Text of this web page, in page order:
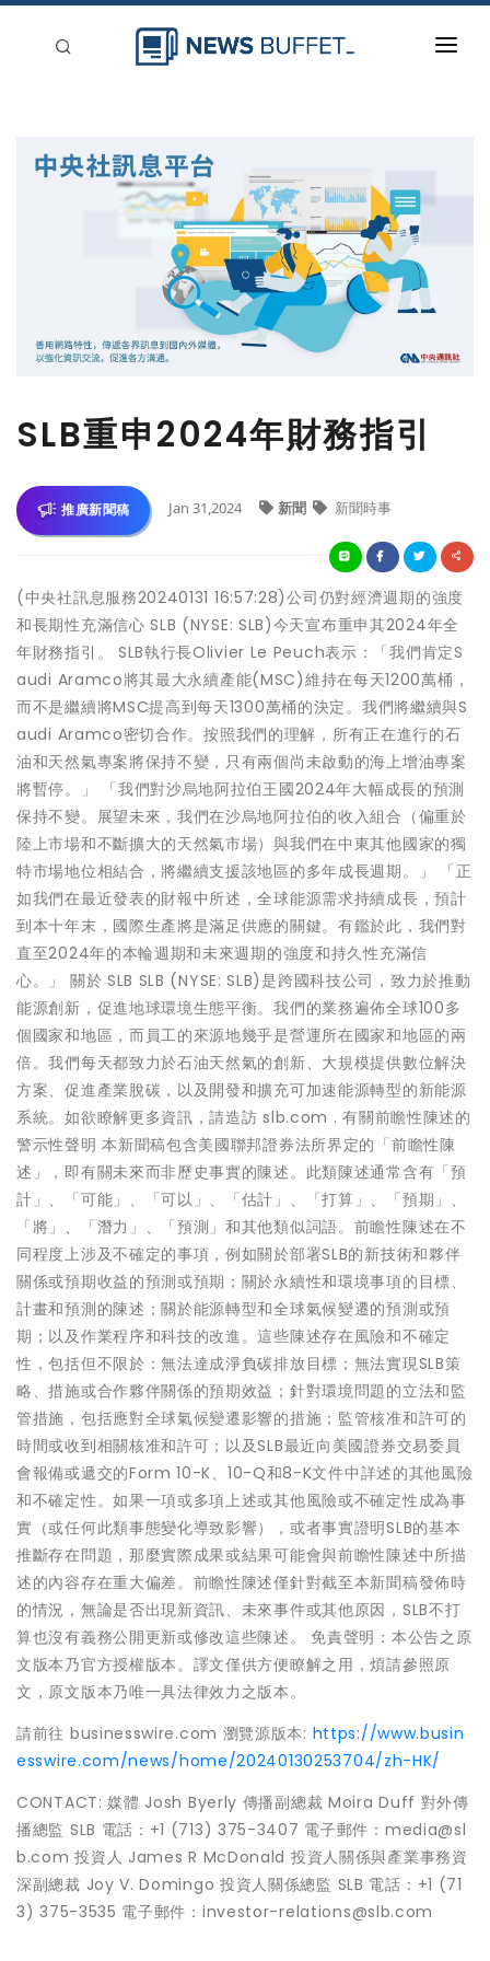
SLB重申2024年財務指引
推廣新聞稿 Jan 31,2024 新聞 新聞時事
(中央社訊息服務20240131 16:57:28)公司仍對經濟週期的強度
和長期性充滿信心 SLB (NYSE: SLB)今天宣布重申其2024年全
年財務指引。 SLB執行長Olivier Le Peuch表示：「我們肯定S
audi Aramco將其最大永續產能(MSC)維持在每天1200萬桶，
而不是繼續將MSC提高到每天1300萬桶的決定。我們將繼續與S
audi Aramco密切合作。按照我們的理解，所有正在進行的石
油和天然氣專案將保持不變，只有兩個尚未啟動的海上增油專案
將暫停。」 「我們對沙烏地阿拉伯王國2024年大幅成長的預測
保持不變。展望未來，我們在沙烏地阿拉伯的收入組合（偏重於
陸上市場和不斷擴大的天然氣市場）與我們在中東其他國家的獨
特市場地位相結合，將繼續支援該地區的多年成長週期。」 「正
如我們在最近發表的財報中所述，全球能源需求持續成長，預計
到本十年末，國際生產將是滿足供應的關鍵。有鑑於此，我們對
直至2024年的本輪週期和未來週期的強度和持久性充滿信
心。」 關於 SLB SLB (NYSE: SLB)是跨國科技公司，致力於推動
能源創新，促進地球環境生態平衡。我們的業務遍佈全球100多
個國家和地區，而員工的來源地幾乎是營運所在國家和地區的兩
倍。我們每天都致力於石油天然氣的創新、大規模提供數位解決
方案、促進產業脫碳，以及開發和擴充可加速能源轉型的新能源
系統。如欲瞭解更多資訊，請造訪 slb.com . 有關前瞻性陳述的
警示性聲明 本新聞稿包含美國聯邦證券法所界定的「前瞻性陳
述」，即有關未來而非歷史事實的陳述。此類陳述通常含有「預
計」、「可能」、「可以」、「估計」、「打算」、「預期」、
「將」、「潛力」、「預測」和其他類似詞語。前瞻性陳述在不
同程度上涉及不確定的事項，例如關於部署SLB的新技術和夥伴
關係或預期收益的預測或預期；關於永續性和環境事項的目標、
計畫和預測的陳述；關於能源轉型和全球氣候變遷的預測或預
期；以及作業程序和科技的改進。這些陳述存在風險和不確定
性，包括但不限於：無法達成淨負碳排放目標；無法實現SLB策
略、措施或合作夥伴關係的預期效益；針對環境問題的立法和監
管措施，包括應對全球氣候變遷影響的措施；監管核准和許可的
時間或收到相關核准和許可；以及SLB最近向美國證券交易委員
會報備或遞交的Form 10-K、10-Q和8-K文件中詳述的其他風險
和不確定性。如果一項或多項上述或其他風險或不確定性成為事
實（或任何此類事態變化導致影響），或者事實證明SLB的基本
推斷存在問題，那麼實際成果或結果可能會與前瞻性陳述中所描
述的內容存在重大偏差。前瞻性陳述僅針對截至本新聞稿發佈時
的情況，無論是否出現新資訊、未來事件或其他原因，SLB不打
算也沒有義務公開更新或修改這些陳述。 免責聲明：本公告之原
文版本乃官方授權版本。譯文僅供方便瞭解之用，煩請參照原
文，原文版本乃唯一具法律效力之版本。
請前往 businesswire.com 瀏覽源版本: https://www.busin
esswire.com/news/home/20240130253704/zh-HK/
CONTACT: 媒體 Josh Byerly 傳播副總裁 Moira Duff 對外傳
播總監 SLB 電話：+1 (713) 375-3407 電子郵件：media@sl
b.com 投資人 James R McDonald 投資人關係與產業事務資
深副總裁 Joy V. Domingo 投資人關係總監 SLB 電話：+1 (71
3) 375-3535 電子郵件：investor-relations@slb.com